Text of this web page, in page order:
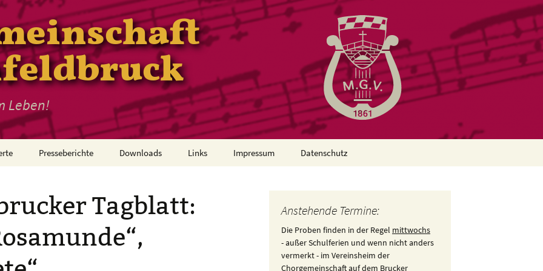
Leben!
Presseberichte Downloads Links Impressum Datenschutz
Tagblatt:
Anstehende Termine:
Die Proben finden in der Regel mittwochs
- außer Schulferien und wenn nicht anders
vermerkt - im Vereinsheim der
Chorgemeinschaftaufdem Brucker